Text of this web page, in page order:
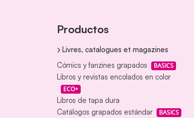
Productos
Livres, catalogues et magazines
Cómics y fanzines grapados
BASICS
Libros y revistas encolados en color
ECO+
Libros de tapa dura
Catálogos grapados estándar
BASICS